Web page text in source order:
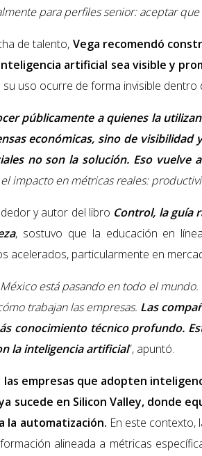
para perfiles senior: aceptar que
de talento, Vega recomendó
artificial sea visible y
uso ocurre de forma invisible dentro
públicamente a quienes la
económicas, sino de visibilidad
no son la solución. Eso vuelve
impacto en métricas reales:
y autor del libro Control, la guía
, sostuvo que la educación en
acelerados, particularmente en
está pasando en todo el
trabajan las empresas. Las
conocimiento técnico profundo.
la inteligencia artificial”, apuntó.
las empresas que adopten
sucede en Silicon Valley, donde
la automatización. En este contexto,
alineada a métricas